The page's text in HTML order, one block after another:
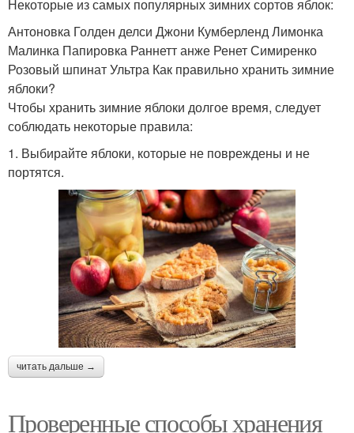
Некоторые из самых популярных зимних сортов яблок:
Антоновка Голден делси Джони Кумберленд Лимонка
Малинка Папировка Раннетт анже Ренет Симиренко
Розовый шпинат Ультра Как правильно хранить зимние
яблоки?
Чтобы хранить зимние яблоки долгое время, следует
соблюдать некоторые правила:
1. Выбирайте яблоки, которые не повреждены и не
портятся.
читать дальше →
Проверенные способы хранения